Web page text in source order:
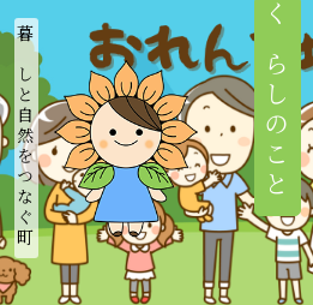
暮らしと自然をつなぐ町 くらしのこと
城南まちづく